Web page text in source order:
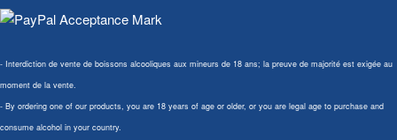
- Interdiction de vente de boissons alcooliques aux mineurs de 18 ans; la preuve de majorité est exigée au
moment de la vente.
- By ordering one of our products, you are 18 years of age or older, or you are legal age to purchase and
consume alcohol in your country.